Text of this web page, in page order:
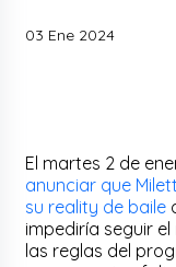
03 Ene 2024
El martes 2 de
anunciar que
su reality de baile
impediría seguir
las reglas del